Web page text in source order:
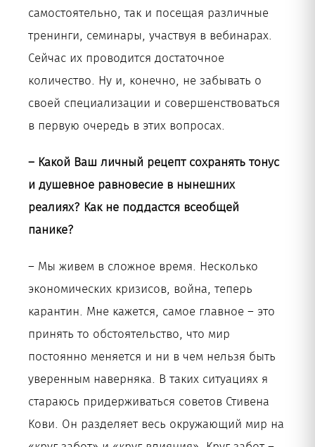
самостоятельно, так и посещая различные
тренинги, семинары, участвуя в вебинарах.
Сейчас их проводится достаточное
количество. Ну и, конечно, не забывать о
своей специализации и совершенствоваться
в первую очередь в этих вопросах.
– Какой Ваш личный рецепт сохранять тонус
и душевное равновесие в нынешних
реалиях? Как не поддастся всеобщей
панике?
– Мы живем в сложное время. Несколько
экономических кризисов, война, теперь
карантин. Мне кажется, самое главное – это
принять то обстоятельство, что мир
постоянно меняется и ни в чем нельзя быть
уверенным наверняка. В таких ситуациях я
стараюсь придерживаться советов Стивена
Кови. Он разделяет весь окружающий мир на